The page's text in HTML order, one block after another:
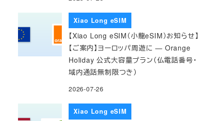
Xiao Long eSIM
【Xiao Long eSIM（小龍eSIM）お知らせ】
【ご案内】ヨーロッパ周遊に — Orange
Holiday 公式大容量プラン（仏電話番号・
域内通話無制限つき）
2026-07-26
Xiao Long eSIM